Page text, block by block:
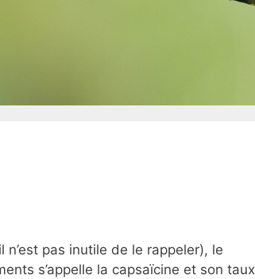
n’est pas inutile de le rappeler), le
s’appelle la capsaïcine et son taux